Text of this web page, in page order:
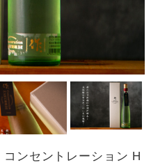
ンセントレーション H